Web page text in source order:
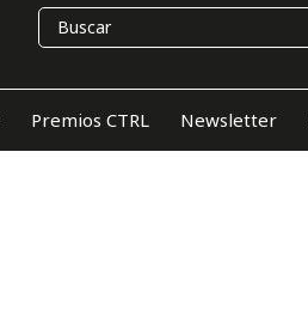
Premios CTRL Newsletter